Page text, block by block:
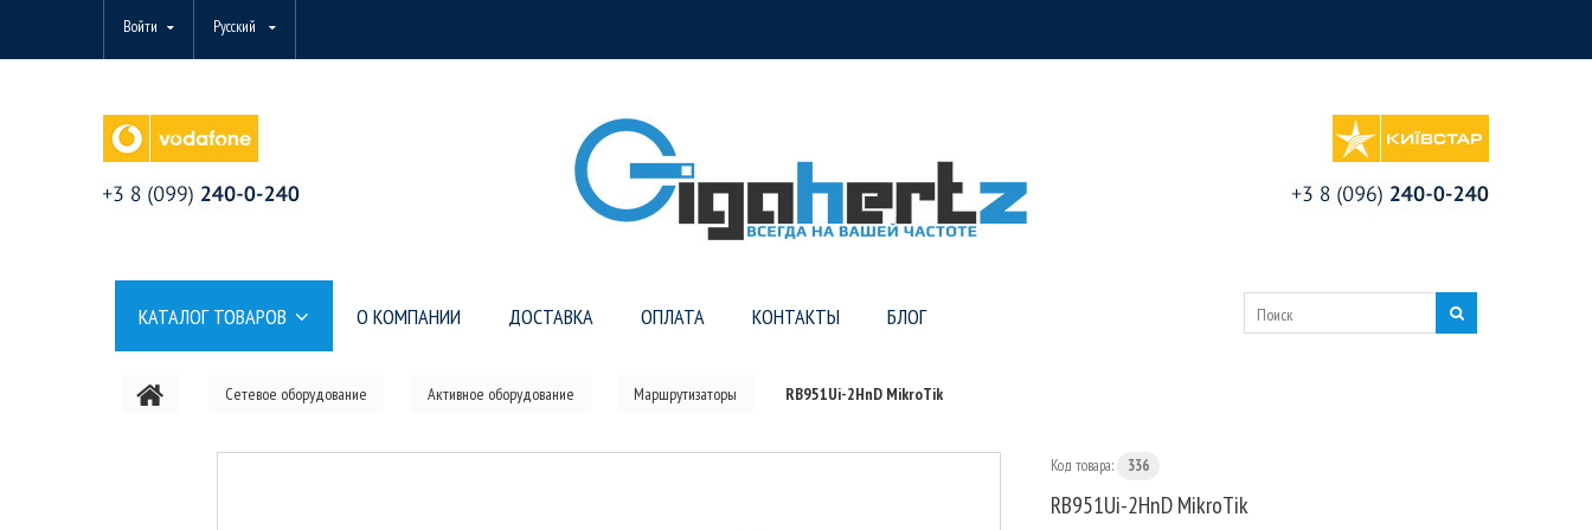
Войти Русский
КАТАЛОГ ТОВАРОВ О КОМПАНИИ ДОСТАВКА ОПЛАТА КОНТАКТЫ БЛОГ
Сетевое оборудование Активное оборудование Маршрутизаторы RB951Ui-2HnD MikroTik
Код товара: 336
RB951Ui-2HnD MikroTik